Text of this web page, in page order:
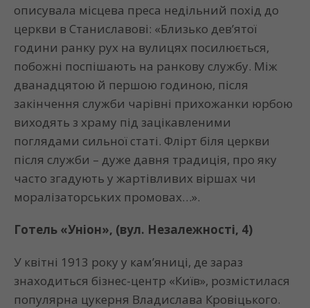
описувала місцева преса недільний похід до
церкви в Станиславові: «Близько дев’ятої
години ранку рух на вулицях посилюється,
побожні поспішають на ранкову службу. Між
дванадцятою й першою годиною, після
закінчення служби чарівні прихожанки юрбою
виходять з храму під зацікавленими
поглядами сильної статі. Флірт біля церкви
після служби – дуже давня традиція, про яку
часто згадують у жартівливих віршах чи
моралізаторських промовах…».
Готель «Уніон», (вул. Незалежності, 4)
У квітні 1913 року у кам’яниці, де зараз
знаходиться бізнес-центр «Київ», розмістилася
популярна цукерня Владислава Кровіцького.